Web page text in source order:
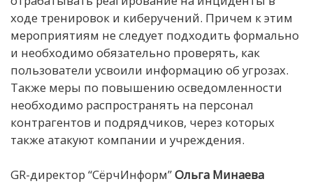
ходе тренировок и киберучений. Причем к этим
мероприятиям не следует подходить формально
и необходимо обязательно проверять, как
пользователи усвоили информацию об угрозах.
Также меры по повышению осведомленности
необходимо распространять на персонал
контрагентов и подрядчиков, через которых
также атакуют компании и учреждения.
GR-директор “СёрчИнформ”Ольга Минаева